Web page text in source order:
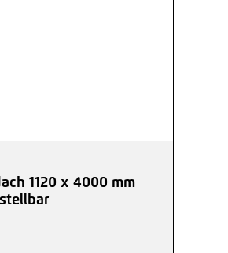
1120 x 4000 mm